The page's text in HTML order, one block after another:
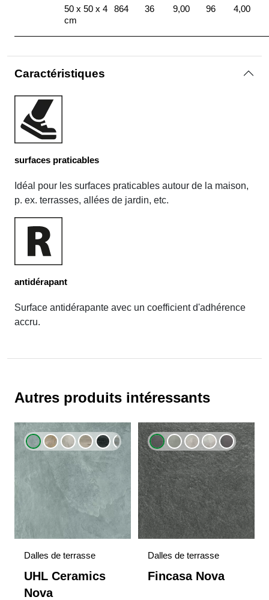
50 x 50 x 4
cm
864 36 9,00 96 4,00
Caractéristiques
surfaces praticables
Idéal pour les surfaces praticables autour de la maison,
p. ex. terrasses, allées de jardin, etc.
antidérapant
Surface antidérapante avec un coefficient d'adhérence
accru.
Autres produits intéressants
Dalles de terrasse
UHL Ceramics
Nova
Dalles de terrasse
Fincasa Nova